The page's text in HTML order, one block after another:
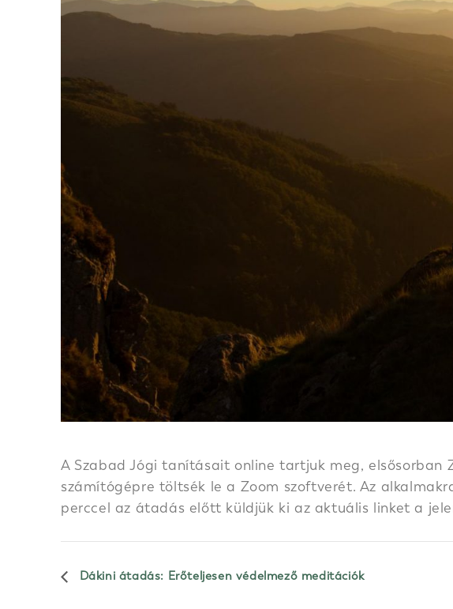
A Szabad Jógi tanításait online tartjuk meg,
számítógépre töltsék le a Zoom szoftverét. Az
perccel az átadás előtt küldjük ki az aktuális linket a
Dákini átadás: Erőteljesen védelmező meditációk